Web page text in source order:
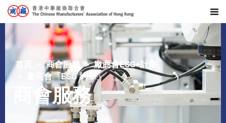
首頁 商會服務
廠商會ESG+計劃
廠商會「ESG 約章」
商會服務